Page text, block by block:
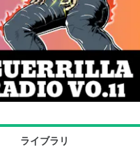
ライブラリ